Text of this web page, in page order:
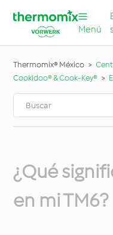
Menú
Thermomix® México
Cookidoo® & Cook-Key®
¿Qué
en mi TM6?